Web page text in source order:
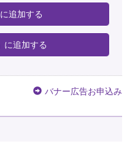
追加する
に追加する
バナー広告お申込み